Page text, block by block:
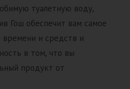
туалетную воду,
Гош обеспечит вам самое
времени и средств и
в том, что вы
продукт от